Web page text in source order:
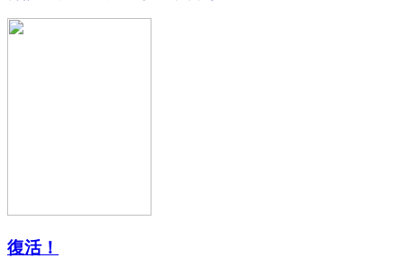
復活！